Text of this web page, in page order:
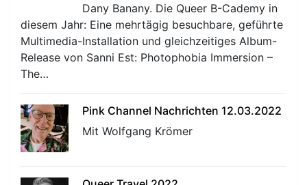
Dany Banany. Die Queer B-Cademy in
diesem Jahr: Eine mehrtägig besuchbare, geführte
Multimedia-Installation und gleichzeitiges Album-
Release von Sanni Est: Photophobia Immersion –
The…
Pink Channel Nachrichten 12.03.2022
Mit Wolfgang Krömer